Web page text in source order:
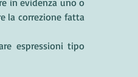
in evidenza uno o
la correzione fatta
espressioni tipo